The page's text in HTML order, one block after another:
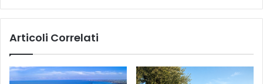
Articoli Correlati